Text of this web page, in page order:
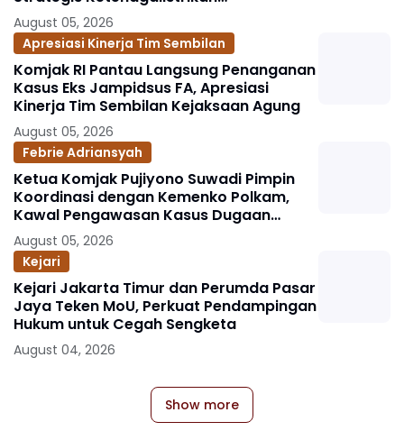
Berlandaskan Kepastian Hukum
August 05, 2026
Apresiasi Kinerja Tim Sembilan
Komjak RI Pantau Langsung Penanganan
Kasus Eks Jampidsus FA, Apresiasi
Kinerja Tim Sembilan Kejaksaan Agung
August 05, 2026
Febrie Adriansyah
Ketua Komjak Pujiyono Suwadi Pimpin
Koordinasi dengan Kemenko Polkam,
Kawal Pengawasan Kasus Dugaan
Korupsi dan TPPU Eks Jampidsus FA
August 05, 2026
Kejari
Kejari Jakarta Timur dan Perumda Pasar
Jaya Teken MoU, Perkuat Pendampingan
Hukum untuk Cegah Sengketa
August 04, 2026
Show more